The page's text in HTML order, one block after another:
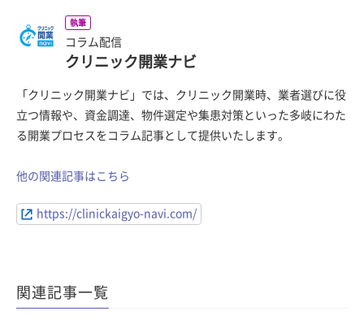
執筆
コラム配信
クリニック開業ナビ
「クリニック開業ナビ」では、クリニック開業時、業者選びに役
立つ情報や、資金調達、物件選定や集患対策といった多岐にわた
る開業プロセスをコラム記事として提供いたします。
他の関連記事はこちら
https://clinickaigyo-navi.com/
関連記事一覧